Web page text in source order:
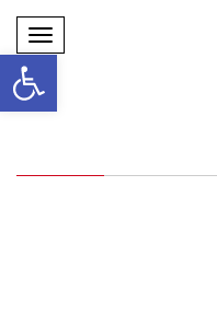
פתח